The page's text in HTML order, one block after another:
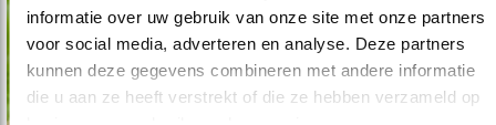
informatie over uw gebruik van onze site met onze partners
voor social media, adverteren en analyse. Deze partners
kunnen deze gegevens combineren met andere informatie
die u aan ze heeft verstrekt of die ze hebben verzameld op